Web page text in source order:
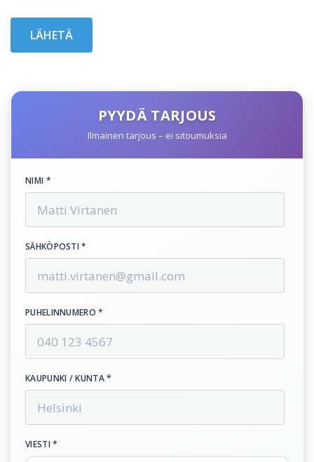
PYYDÄ TARJOUS
Ilmainen tarjous – ei sitoumuksia
NIMI *
SÄHKÖPOSTI *
PUHELINNUMERO *
KAUPUNKI / KUNTA *
VIESTI *